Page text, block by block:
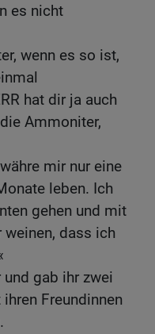
es nicht
wenn es so ist,
hat dir ja auch
Ammoniter,
mir nur eine
leben. Ich
gehen und mit
weinen, dass ich
und gab ihr zwei
Freundinnen